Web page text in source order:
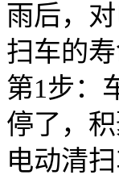
雨后，
扫车的
第1步：
停了，
电动清